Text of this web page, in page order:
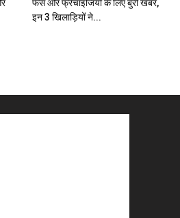
फैंस और फ्रेंचाइजियों के लिए बुरी खबर,
इन 3 खिलाड़ियों ने...